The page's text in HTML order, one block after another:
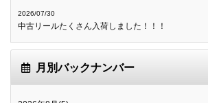
2026/07/30
中古リールたくさん入荷しました！！！
月別バックナンバー